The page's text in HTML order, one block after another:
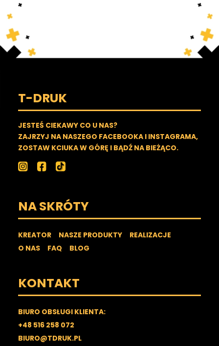
T-DRUK
JESTEŚ CIEKAWY CO U NAS?
ZAJRZYJ NA NASZEGO FACEBOOKA I INSTAGRAMA,
ZOSTAW KCIUKA W GÓRĘ I BĄDŹ NA BIEŻĄCO.
NA SKRÓTY
KREATOR NASZE PRODUKTY
REALIZACJE
O NAS
FAQ BLOG
KONTAKT
BIURO OBSŁUGI KLIENTA:
+48 516 258 072
BIURO@TDRUK.PL